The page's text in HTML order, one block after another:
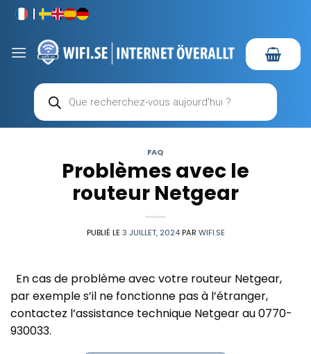
Passer
contenu
Recherche
de
produits
FAQ
Problèmes avec le
routeur Netgear
PUBLIÉ LE3 JUILLET, 2024 PAR WIFI.SE
En cas de problème avec votre routeur Netgear,
par exemple s’il ne fonctionne pas à l’étranger,
contactez l’assistance technique Netgear au 0770-
930033.